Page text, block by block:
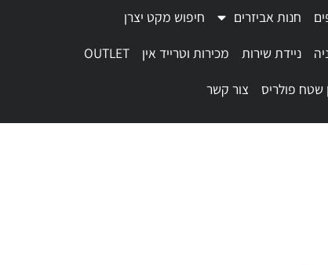
חנות אביזרים
חיפוש מקט יצרן
ניידת שירות מכירות וטרייד אין
OUTLET
שטח פולריס צור קשר